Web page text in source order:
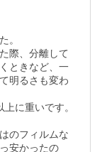
。
際、分離して
ときなど、一
明るさも変わ
に重いです。
のフィルムな
安かったの